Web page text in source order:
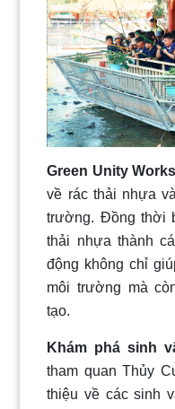
Green Unity
về rác thải nhựa
trường. Đồng thời
thải nhựa thành
động không chỉ
môi trường mà
tạo.
Khám phá sinh
tham quan Thủy
thiệu về các sinh